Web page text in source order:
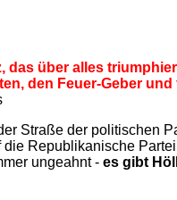
über alles
den Feuer-Geber
Straße der politischen
Republikanische
ungeahnt - es gibt